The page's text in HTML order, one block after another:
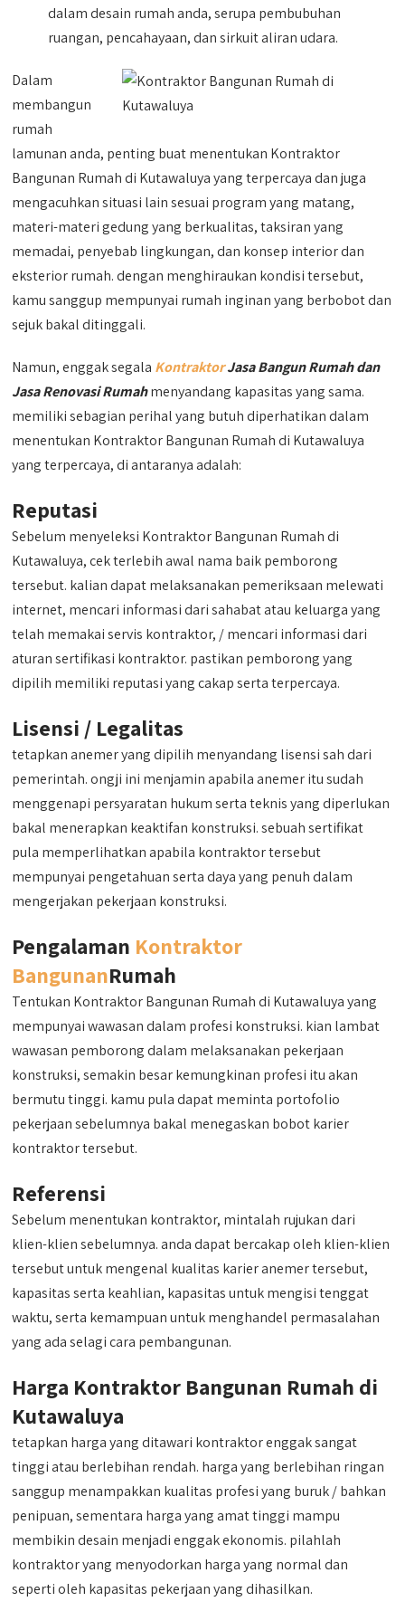
dalam desain rumah anda, serupa pembubuhan
ruangan, pencahayaan, dan sirkuit aliran udara.
Dalam
membangun
rumah
lamunan anda, penting buat menentukan Kontraktor
Bangunan Rumah di Kutawaluya yang terpercaya dan juga
mengacuhkan situasi lain sesuai program yang matang,
materi-materi gedung yang berkualitas, taksiran yang
memadai, penyebab lingkungan, dan konsep interior dan
eksterior rumah. dengan menghiraukan kondisi tersebut,
kamu sanggup mempunyai rumah inginan yang berbobot dan
sejuk bakal ditinggali.
Namun, enggak segala KontraktorJasa Bangun Rumah dan
Jasa Renovasi Rumahmenyandang kapasitas yang sama.
memiliki sebagian perihal yang butuh diperhatikan dalam
menentukan Kontraktor Bangunan Rumah di Kutawaluya
yang terpercaya, di antaranya adalah:
Reputasi
Sebelum menyeleksi Kontraktor Bangunan Rumah di
Kutawaluya, cek terlebih awal nama baik pemborong
tersebut. kalian dapat melaksanakan pemeriksaan melewati
internet, mencari informasi dari sahabat atau keluarga yang
telah memakai servis kontraktor, / mencari informasi dari
aturan sertifikasi kontraktor. pastikan pemborong yang
dipilih memiliki reputasi yang cakap serta terpercaya.
Lisensi / Legalitas
tetapkan anemer yang dipilih menyandang lisensi sah dari
pemerintah. ongji ini menjamin apabila anemer itu sudah
menggenapi persyaratan hukum serta teknis yang diperlukan
bakal menerapkan keaktifan konstruksi. sebuah sertifikat
pula memperlihatkan apabila kontraktor tersebut
mempunyai pengetahuan serta daya yang penuh dalam
mengerjakan pekerjaan konstruksi.
Pengalaman Kontraktor
BangunanRumah
Tentukan Kontraktor Bangunan Rumah di Kutawaluya yang
mempunyai wawasan dalam profesi konstruksi. kian lambat
wawasan pemborong dalam melaksanakan pekerjaan
konstruksi, semakin besar kemungkinan profesi itu akan
bermutu tinggi. kamu pula dapat meminta portofolio
pekerjaan sebelumnya bakal menegaskan bobot karier
kontraktor tersebut.
Referensi
Sebelum menentukan kontraktor, mintalah rujukan dari
klien-klien sebelumnya. anda dapat bercakap oleh klien-klien
tersebut untuk mengenal kualitas karier anemer tersebut,
kapasitas serta keahlian, kapasitas untuk mengisi tenggat
waktu, serta kemampuan untuk menghandel permasalahan
yang ada selagi cara pembangunan.
Harga Kontraktor Bangunan Rumah di
Kutawaluya
tetapkan harga yang ditawari kontraktor enggak sangat
tinggi atau berlebihan rendah. harga yang berlebihan ringan
sanggup menampakkan kualitas profesi yang buruk / bahkan
penipuan, sementara harga yang amat tinggi mampu
membikin desain menjadi enggak ekonomis. pilahlah
kontraktor yang menyodorkan harga yang normal dan
seperti oleh kapasitas pekerjaan yang dihasilkan.